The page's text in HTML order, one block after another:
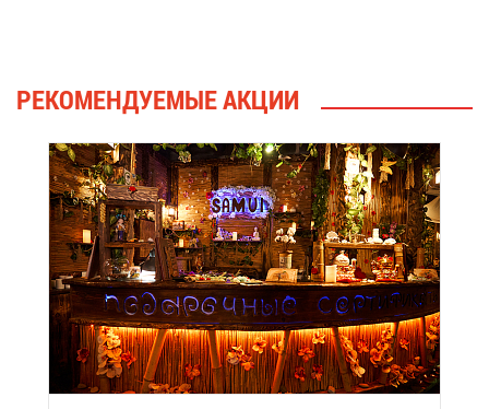
РЕ­КО­МЕН­ДУ­Е­МЫЕ АК­ЦИИ